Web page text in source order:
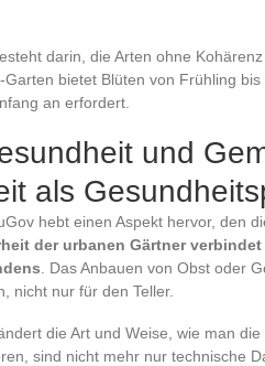
darin, die Arten ohne
bietet Blüten von Frühling
an erfordert.
und
als
hebt einen Aspekt hervor, den
der urbanen Gärtner
. Das Anbauen von Obst oder
nicht nur für den Teller.
die Art und Weise, wie man
sind nicht mehr nur technische